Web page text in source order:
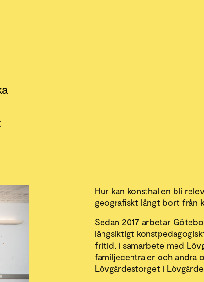
Hur kan konsthallen bli
geografiskt långt bort från
Sedan 2017 arbetar
långsiktigt
fritid, i samarbete med
familjecentraler och andra
Lövgärdestorget i